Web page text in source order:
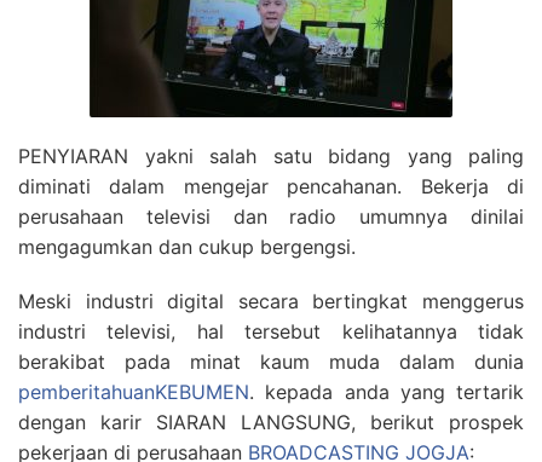
PENYIARAN yakni salah satu bidang yang paling
diminati dalam mengejar pencahanan. Bekerja di
perusahaan televisi dan radio umumnya dinilai
mengagumkan dan cukup bergengsi.
Meski industri digital secara bertingkat menggerus
industri televisi, hal tersebut kelihatannya tidak
berakibat pada minat kaum muda dalam dunia
pemberitahuanKEBUMEN. kepada anda yang tertarik
dengan karir SIARAN LANGSUNG, berikut prospek
pekerjaan di perusahaan BROADCASTING JOGJA: